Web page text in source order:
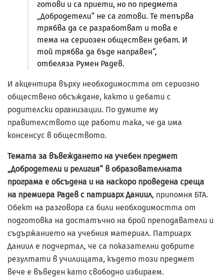
готови и са приети, но по предмета
„Добродетели“ не са готови. Те тепърва
трябва да се разработват и това е
тема на сериозен обществен дебат. И
той трябва да бъде направен“,
отбеляза Румен Радев.
И акцентира върху необходимостта от сериозно
обществено обсъждане, както и дебати с
родителски организации. По думите му
правителството ще работи така, че да има
консенсус в обществото.
Темата за въвеждането на учебен предмет
„Добродетели и религия“ в образователната
програма е обсъдена и на наскоро проведена среща
на премиера Радев с патриарх Даниил, припомня БТА.
Обект на разговора са били необходимостта от
подготовка на достатъчно на брой преподаватели и
съдържанието на учебния материал. Патриарх
Даниил е подчертал, че са показателни добрите
резултати в училищата, където този предмет
вече е въведен като свободно избираем.